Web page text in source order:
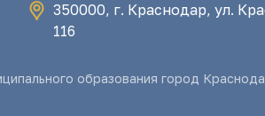
350000, г. Краснодар, ул.
116
образования город